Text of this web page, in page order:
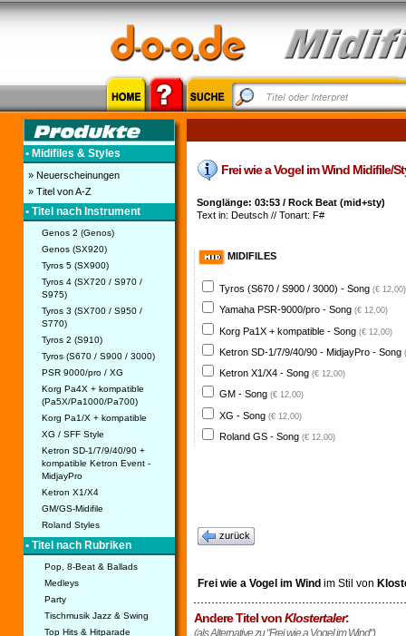
• Midifiles & Styles
» Neuerscheinungen
» Titel von A-Z
• Titel nach Instrument
Genos 2 (Genos)
Genos (SX920)
Tyros 5 (SX900)
Tyros 4 (SX720 / S970 /
S975)
Tyros 3 (SX700 / S950 /
S770)
Tyros 2 (S910)
Tyros (S670 / S900 / 3000)
PSR 9000/pro / XG
Korg Pa4X + kompatible
(Pa5X/Pa1000/Pa700)
Korg Pa1/X + kompatible
XG / SFF Style
Ketron SD-1/7/9/40/90 +
kompatible Ketron Event -
MidjayPro
Ketron X1/X4
GM/GS-Midifile
Roland Styles
• Titel nach Rubriken
Pop, 8-Beat & Ballads
Medleys
Party
Tischmusik Jazz & Swing
Top Hits & Hitparade
Frei wie a Vogel im Wind Midifile/
Songlänge: 03:53 / Rock Beat (mid+sty)
Text in: Deutsch // Tonart: F#
MIDIFILES
Tyros (S670 / S900 / 3000) - Song (€ 12,00)
Yamaha PSR-9000/pro - Song (€ 12,00)
Korg Pa1X + kompatible - Song (€ 12,00)
Ketron SD-1/7/9/40/90 - MidjayPro - Song
Ketron X1/X4 - Song (€ 12,00)
GM - Song (€ 12,00)
XG - Song (€ 12,00)
Roland GS - Song (€ 12,00)
zurück
Frei wie a Vogel im Windim Stil von
Andere Titel vonKlostertaler:
(als Alternative zu "Frei wie a Vogel im Wind")